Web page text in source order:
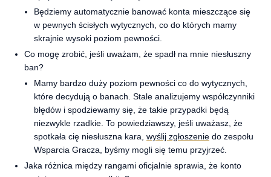
Będziemy automatycznie banować konta mieszczące się
w pewnych ścisłych wytycznych, co do których mamy
skrajnie wysoki poziom pewności.
Co mogę zrobić, jeśli uważam, że spadł na mnie niesłuszny
ban?
Mamy bardzo duży poziom pewności co do wytycznych,
które decydują o banach. Stale analizujemy współczynniki
błędów i spodziewamy się, że takie przypadki będą
niezwykle rzadkie. To powiedziawszy, jeśli uważasz, że
spotkała cię niesłuszna kara, wyślij zgłoszenie do zespołu
Wsparcia Gracza, byśmy mogli się temu przyjrzeć.
Jaka różnica między rangami oficjalnie sprawia, że konto